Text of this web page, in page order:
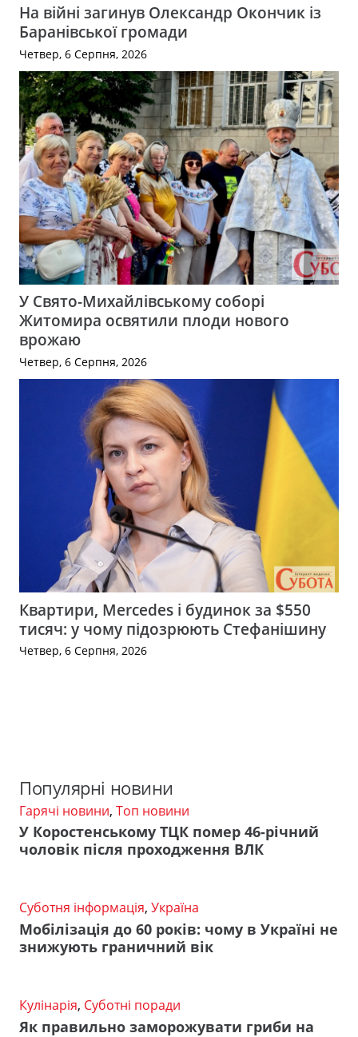
На війні загинув Олександр Окончик із
Баранівської громади
Четвер, 6 Серпня, 2026
У Свято-Михайлівському соборі
Житомира освятили плоди нового
врожаю
Четвер, 6 Серпня, 2026
Квартири, Mercedes і будинок за $550
тисяч: у чому підозрюють Стефанішину
Четвер, 6 Серпня, 2026
Популярні новини
Гарячі новини, Топ новини
У Коростенському ТЦК помер 46-річний
чоловік після проходження ВЛК
Суботня інформація, Україна
Мобілізація до 60 років: чому в Україні не
знижують граничний вік
Кулінарія, Суботні поради
Як правильно заморожувати гриби на